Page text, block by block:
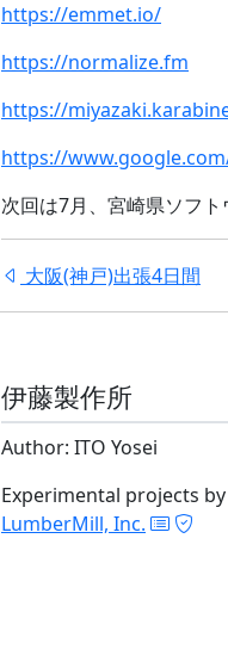
https://emmet.io/
https://normalize.fm
https://
https://
次回は7月、宮崎県ソフ
大阪(神戸)出張4日間
伊藤製作所
Author: ITO Yosei
Experimental projects by
LumberMill, Inc.